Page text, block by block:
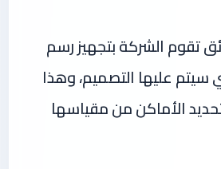
تقوم الشركة بتجهيز رسم
سيتم عليها التصميم، وهذا
الأماكن من مقياسها